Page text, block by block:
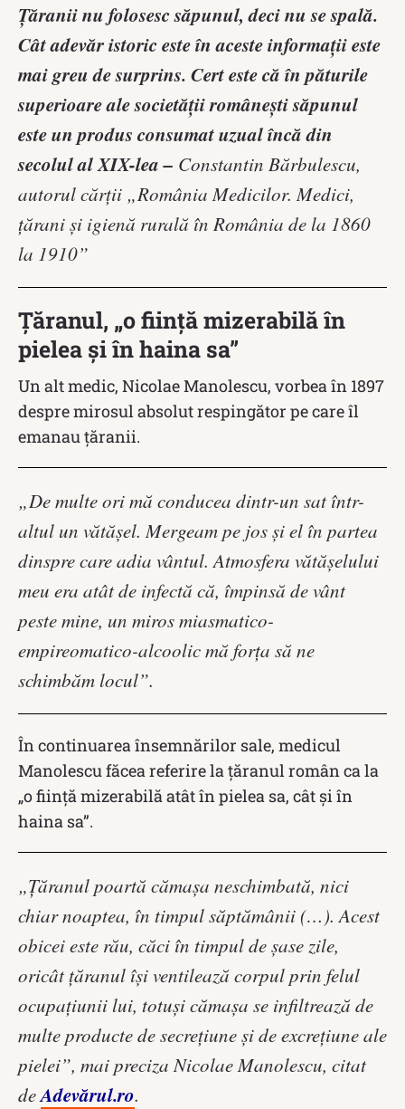
Țăranii nu folosesc săpunul, deci nu se spală.
Cât adevăr istoric este în aceste informaţii este
mai greu de surprins. Cert este că în păturile
superioare ale societăţii româneşti săpunul
este un produs consumat uzual încă din
secolul al XIX-lea – Constantin Bărbulescu,
autorul cărții „România Medicilor. Medici,
ţărani şi igienă rurală în România de la 1860
la 1910”
Țăranul, „o ființă mizerabilă în
pielea și în haina sa”
Un alt medic, Nicolae Manolescu, vorbea în 1897
despre mirosul absolut respingător pe care îl
emanau țăranii.
„De multe ori mă conducea dintr-un sat într-
altul un vătăşel. Mergeam pe jos şi el în partea
dinspre care adia vântul. Atmosfera vătăşelului
meu era atât de infectă că, împinsă de vânt
peste mine, un miros miasmatico-
empireomatico-alcoolic mă forţa să ne
schimbăm locul”.
În continuarea însemnărilor sale, medicul
Manolescu făcea referire la țăranul român ca la
„o fiinţă mizerabilă atât în pielea sa, cât şi în
haina sa”.
„Ţăranul poartă cămaşa neschimbată, nici
chiar noaptea, în timpul săptămânii (…). Acest
obicei este rău, căci în timpul de șase zile,
oricât ţăranul îşi ventilează corpul prin felul
ocupaţiunii lui, totuşi cămaşa se infiltrează de
multe producte de secreţiune şi de excreţiune ale
pielei”, mai preciza Nicolae Manolescu, citat
deAdevărul.ro.